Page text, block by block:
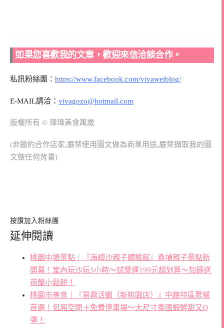
如果您喜歡我的文章，歡迎來信洽談合作。
私訊粉絲團： https://www.facebook.com/vivaweiblog/
E-MAIL請洽： vivagozo@hotmail.com
版權所有 © 瑋瑋美食萬歲
(非邀約合作店家,嚴禁使用圖文做為商業用途,嚴禁擷取我的圖
文做任何背書)
按讚加入粉絲團
延伸閱讀
桃園中壢景點｜『海嶼沙親子體驗館』青埔親子景點新
開幕！室內玩沙玩3小時～試營運199元超划算～加碼送
荷蘭小鬆餅！
桃園市美食｜『易鼎活蝦（新桃園店）』中路特區聚餐
首選！包廂空間＋免費停車場～大尺寸泰國蝦鮮甜又Q
彈！